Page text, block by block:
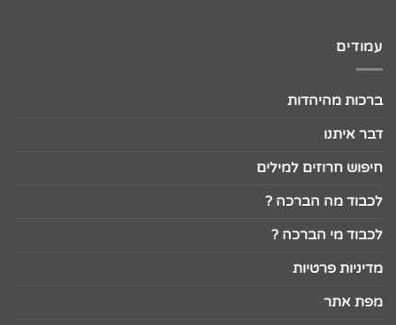
עמודים
ברכות מהיהדות
דבר איתנו
חיפוש חרוזים למילים
לכבוד מה הברכה ?
לכבוד מי הברכה ?
מדיניות פרטיות
מפת אתר